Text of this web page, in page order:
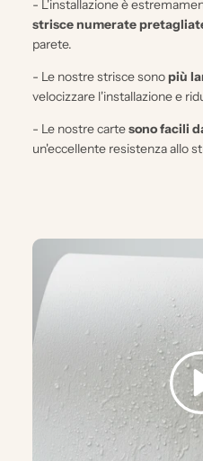
- L'installazione è
strisce numerate
parete.
- Le nostre strisce sonopiù
velocizzare l'installazione e
- Le nostre cartesono facili
un'eccellente resistenza allo